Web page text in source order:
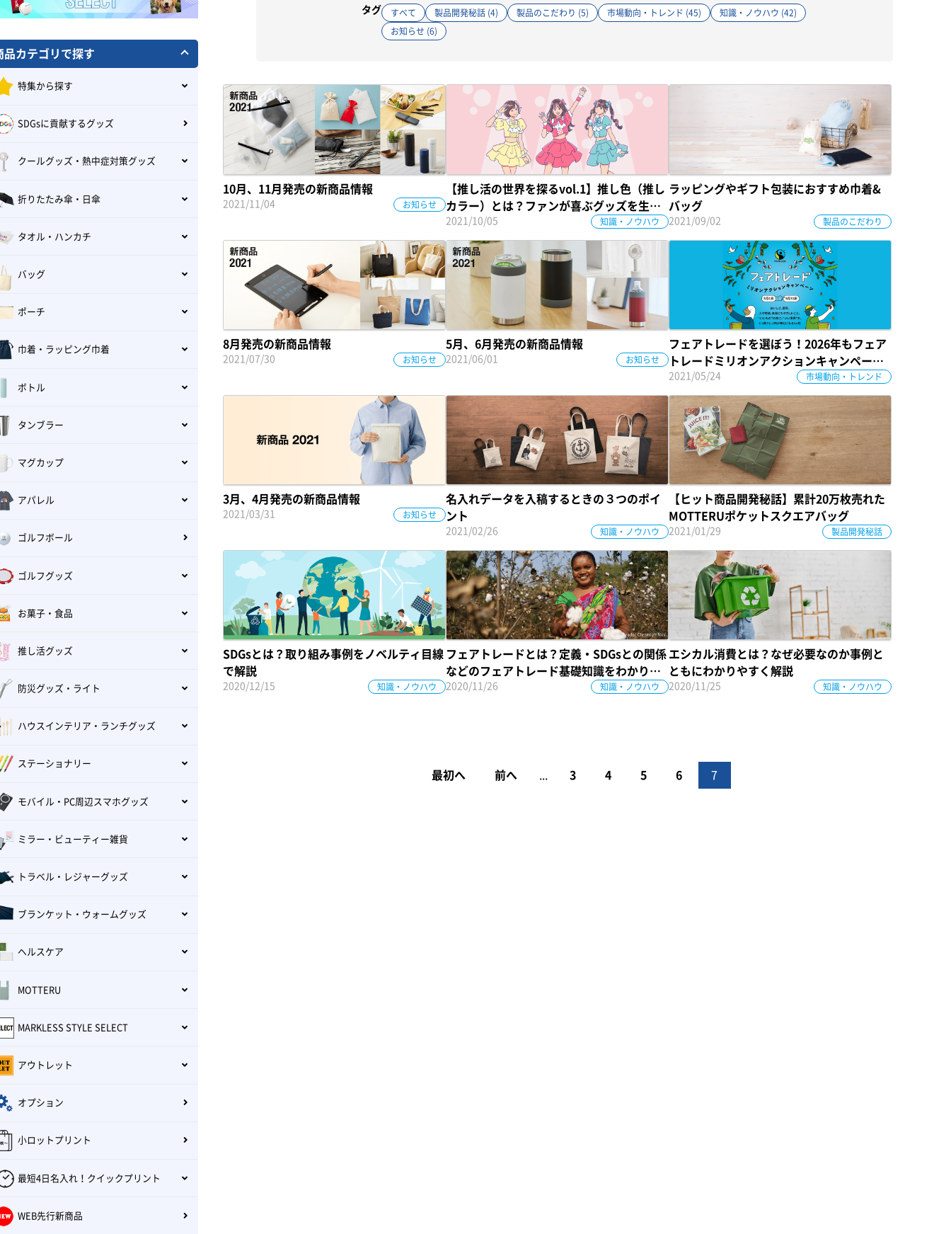
タグ すべて 製品開発秘話 (4) 製品のこだわり (5) 市場動向・トレンド (45) 知識・ノウハウ (42)
お知らせ (6)
10月、11月発売の新商品情報
2021/11/04 お知らせ
【推し活の世界を探るvol.1】推し色（推し
カラー）とは？ファンが喜ぶグッズを生む
カラー戦略を徹底解剖！
2021/10/05 知識・ノウハウ
ラッピングやギフト包装におすすめ巾着&
バッグ
2021/09/02 製品のこだわり
8月発売の新商品情報
2021/07/30 お知らせ
5月、6月発売の新商品情報
2021/06/01 お知らせ
フェアトレードを選ぼう！2026年もフェア
トレードミリオンアクションキャンペーン
がスタート！
2021/05/24 市場動向・トレンド
3月、4月発売の新商品情報
2021/03/31 お知らせ
名入れデータを入稿するときの３つのポイ
ント
2021/02/26 知識・ノウハウ
【ヒット商品開発秘話】累計20万枚売れた
MOTTERUポケットスクエアバッグ
2021/01/29 製品開発秘話
SDGsとは？取り組み事例をノベルティ目線
で解説
2020/12/15 知識・ノウハウ
フェアトレードとは？定義・SDGsとの関係
などのフェアトレード基礎知識をわかりや
すく解説！
2020/11/26 知識・ノウハウ
エシカル消費とは？なぜ必要なのか事例と
ともにわかりやすく解説
2020/11/25 知識・ノウハウ
最初へ 前へ 3 4 5 6 7
品カテゴリで探す
特集から探す
SDGsに貢献するグッズ
クールグッズ・熱中症対策グッズ
折りたたみ傘・日傘
タオル・ハンカチ
バッグ
ポーチ
巾着・ラッピング巾着
ボトル
タンブラー
マグカップ
アパレル
ゴルフボール
ゴルフグッズ
お菓子・食品
推し活グッズ
防災グッズ・ライト
ハウスインテリア・ランチグッズ
ステーショナリー
モバイル・PC周辺スマホグッズ
ミラー・ビューティー雑貨
トラベル・レジャーグッズ
ブランケット・ウォームグッズ
ヘルスケア
MOTTERU
MARKLESS STYLE SELECT
アウトレット
オプション
小ロットプリント
最短4日名入れ！クイックプリント
WEB先行新商品